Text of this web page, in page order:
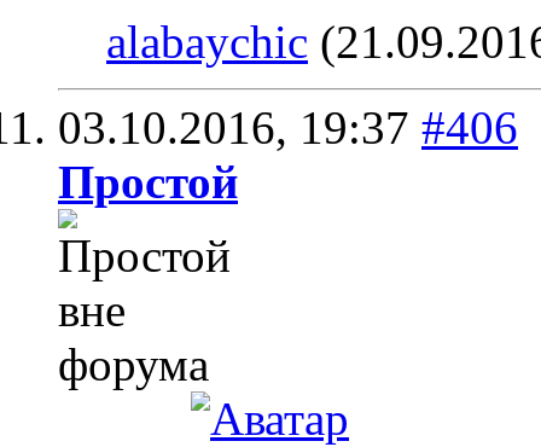
alabaychic
03.10.2016, 19:37 #406
Простой